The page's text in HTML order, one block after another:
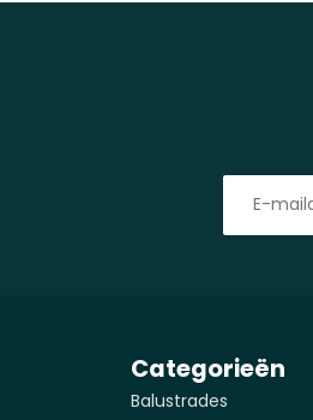
Categorieën
Balustrades